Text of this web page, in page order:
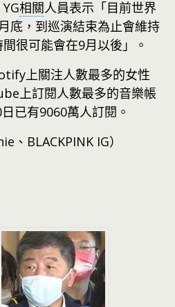
相關人員表示「目前世界
底，到巡演結束為止會維持
很可能會在9月以後」。
上關注人數最多的女性
上訂閱人數最多的音樂帳
已有9060萬人訂閱。
、BLACKPINK IG）